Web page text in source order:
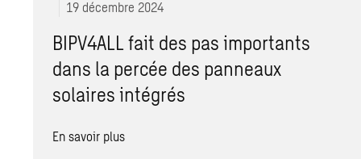
19 décembre 2024
BIPV4ALL fait des pas importants
dans la percée des panneaux
solaires intégrés
En savoir plus